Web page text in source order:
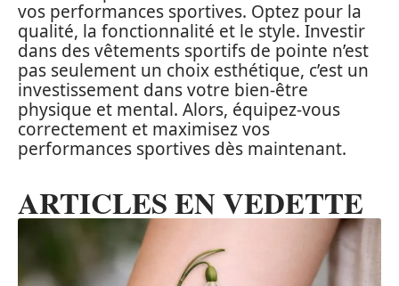
vos performances sportives. Optez pour la
qualité, la fonctionnalité et le style. Investir
dans des vêtements sportifs de pointe n’est
pas seulement un choix esthétique, c’est un
investissement dans votre bien-être
physique et mental. Alors, équipez-vous
correctement et maximisez vos
performances sportives dès maintenant.
ARTICLES EN VEDETTE